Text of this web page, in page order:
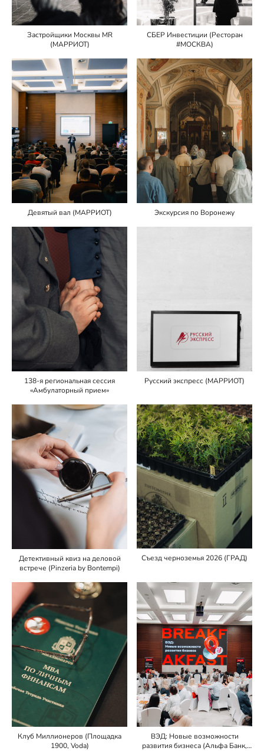
Застройщики Москвы MR
(МАРРИОТ)
СБЕР Инвестиции (Ресторан
#МОСКВА)
Девятый вал (МАРРИОТ) Экскурсия по Воронежу
138-я региональная сессия
«Амбулаторный прием»
Русский экспресс (МАРРИОТ)
Детективный квиз на деловой
встрече (Pinzeria by Bontempi)
Съезд черноземья 2026 (ГРАД)
Клуб Миллионеров (Площадка
1900, Voda)
ВЭД: Новые возможности
развития бизнеса (Альфа Банк,